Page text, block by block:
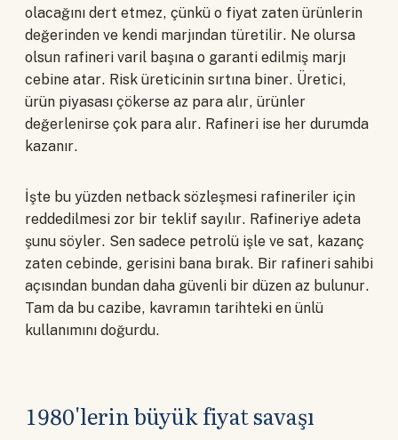
olacağını dert etmez, çünkü o fiyat zaten ürünlerin
değerinden ve kendi marjından türetilir. Ne olursa
olsun rafineri varil başına o garanti edilmiş marjı
cebine atar. Risk üreticinin sırtına biner. Üretici,
ürün piyasası çökerse az para alır, ürünler
değerlenirse çok para alır. Rafineri ise her durumda
kazanır.
İşte bu yüzden netback sözleşmesi rafineriler için
reddedilmesi zor bir teklif sayılır. Rafineriye adeta
şunu söyler. Sen sadece petrolü işle ve sat, kazanç
zaten cebinde, gerisini bana bırak. Bir rafineri sahibi
açısından bundan daha güvenli bir düzen az bulunur.
Tam da bu cazibe, kavramın tarihteki en ünlü
kullanımını doğurdu.
1980'lerin büyük fiyat savaşı